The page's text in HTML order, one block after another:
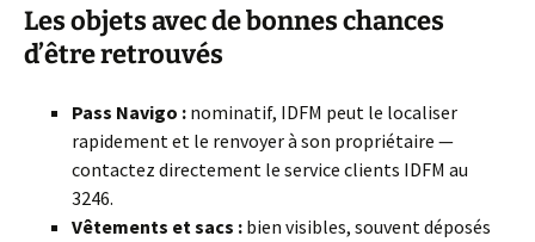
Les objets avec de bonnes chances
d’être retrouvés
Pass Navigo : nominatif, IDFM peut le localiser
rapidement et le renvoyer à son propriétaire —
contactez directement le service clients IDFM au
3246.
Vêtements et sacs : bien visibles, souvent déposés